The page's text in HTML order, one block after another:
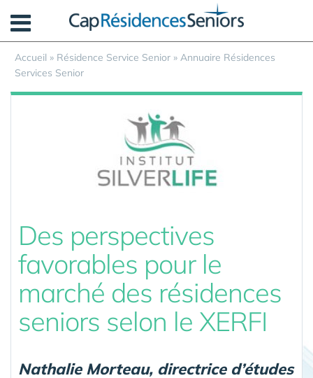
Accueil » Résidence Service Senior » Annuaire Résidences
Services Senior
Des perspectives
favorables pour le
marché des résidences
seniors selon le XERFI
Nathalie Morteau, directrice d’études
Panneau de gestion des cookies